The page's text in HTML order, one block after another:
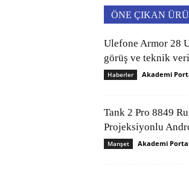
ÖNE ÇIKAN
Ulefone Armor 28
görüş ve teknik
Haberler Akademi
Tank 2 Pro 8849
Projeksiyonlu
Manşet Akademi